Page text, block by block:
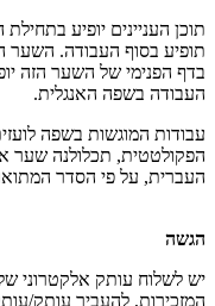
תוכן העניינים יופיע
תופיע בסוף העבודה. השער
בדף הפנימי של השער הזה
העבודה בשפה האנגלית.
עבודות המוגשות בשפה
הפקולטטית, תכלולנה שער
העברית, על פי הסדר
הגשה
יש לשלוח עותק אלקטרוני
המזכירות, להעביר עותק/